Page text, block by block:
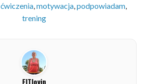
ćwiczenia motywacja podpowiadam
trening
FITlovin